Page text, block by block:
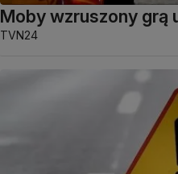
Moby wzruszony grą
TVN24